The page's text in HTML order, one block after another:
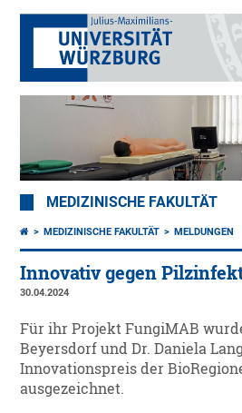
MEDIZINISCHE FAKULTÄT
MEDIZINISCHE FAKULTÄT MELDUNGEN
Innovativ gegen
30.04.2024
Für ihr Projekt FungiMAB
Beyersdorf und Dr. Daniela
Innovationspreis der
ausgezeichnet.